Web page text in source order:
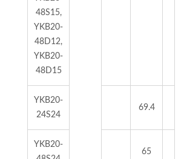
48S15,
YKB20-
48D12,
YKB20-
48D15
YKB20-
24S24
69.4
YKB20-
65